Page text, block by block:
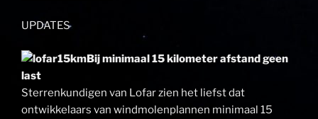
UPDATES
Bij minimaal 15 kilometer afstand geen
last
Sterrenkundigen van Lofar zien het liefst dat
ontwikkelaars van windmolenplannen minimaal 15